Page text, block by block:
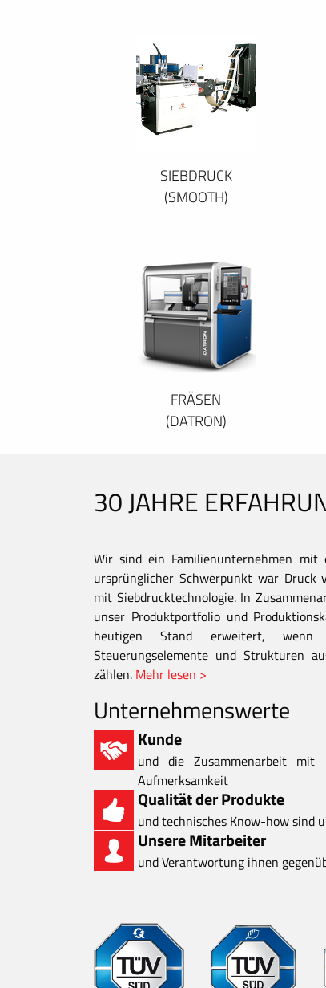
SIEBDRUCK
(SMOOTH)
FRÄSEN
(DATRON)
30 JAHRE
Wir sind ein Familienunternehmen mit
ursprünglicher Schwerpunkt war
mit Siebdrucktechnologie. In
unser Produktportfolio und
heutigen Stand erweitert, wenn
Steuerungselemente und Strukturen
zählen. Mehr lesen >
Unternehmenswerte
Kunde
und die Zusammenarbeit
Aufmerksamkeit
Qualität der Produkte
und technisches Know-how sind
Unsere Mitarbeiter
und Verantwortung ihnen